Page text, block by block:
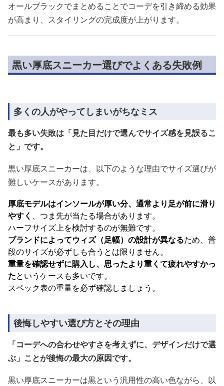
オールブラックでまとめることでコーデを引き締める効果
が高まり、スタイリングの完成度が上がります。
黒い厚底スニーカー選びでよくある失敗例
多くの人がやってしまいがちなミス
最も多い失敗は「見た目だけで選んでサイズ感を見誤るこ
と」です。
黒い厚底スニーカーは、以下のような理由でサイズ選びが
難しいケースがあります。
厚底モデルはインソールが厚い分、通常より足が前に滑り
やすく 、つま先が当たる場合があります。
ハーフサイズ上を検討するのが無難です。
ブランドによってウィズ（足幅）の設計が異なるため、普
段のサイズが必ずしも合うとは限りません。
重量を確認せずに購入し、思ったより重くて疲れやすかっ
たというケースも多いです。
スペック表の重量を必ず確認しましょう。
後悔しやすい選び方とその理由
「コーデへの合わせやすさを考えずに、デザインだけで選
ぶ」ことが後悔の最大の原因です。
黒い厚底スニーカーは黒という汎用性の高い色ながら、以